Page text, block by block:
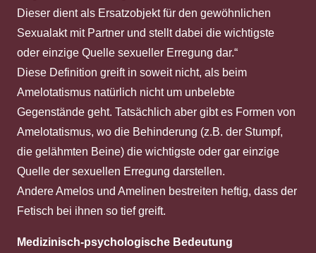
Dieser dient als Ersatzobjekt für den gewöhnlichen
Sexualakt mit Partner und stellt dabei die wichtigste
oder einzige Quelle sexueller Erregung dar.“
Diese Definition greift in soweit nicht, als beim
Amelotatismus natürlich nicht um unbelebte
Gegenstände geht. Tatsächlich aber gibt es Formen von
Amelotatismus, wo die Behinderung (z.B. der Stumpf,
die gelähmten Beine) die wichtigste oder gar einzige
Quelle der sexuellen Erregung darstellen.
Andere Amelos und Amelinen bestreiten heftig, dass der
Fetisch bei ihnen so tief greift.
Medizinisch-psychologische Bedeutung